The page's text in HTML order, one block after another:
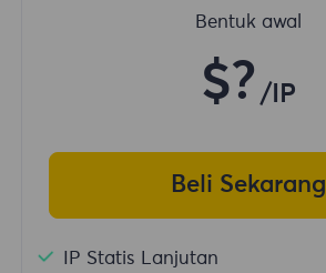
Bentuk awal
$? /IP
Beli Sekarang
IP Statis Lanjutan